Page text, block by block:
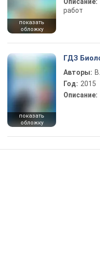
показать
обложку
работ
показать
обложку
ГДЗ
Авторы:
Год: 2015
Описание: